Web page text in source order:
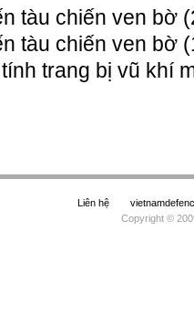
tàu chiến ven bờ
tàu chiến ven bờ
trang bị vũ khí
Liên hệ
Copyright ©